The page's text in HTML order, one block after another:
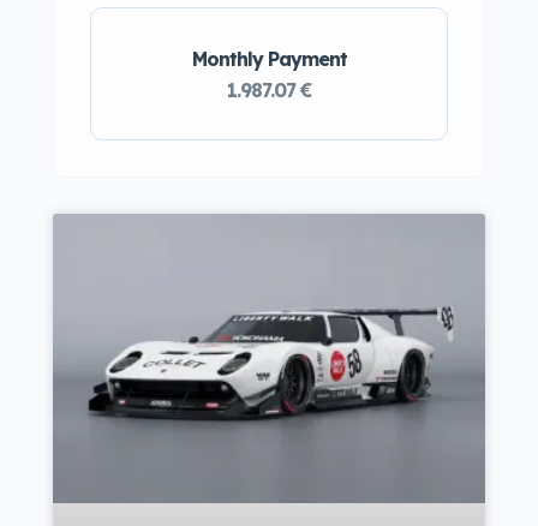
Monthly Payment
1.987.07 €